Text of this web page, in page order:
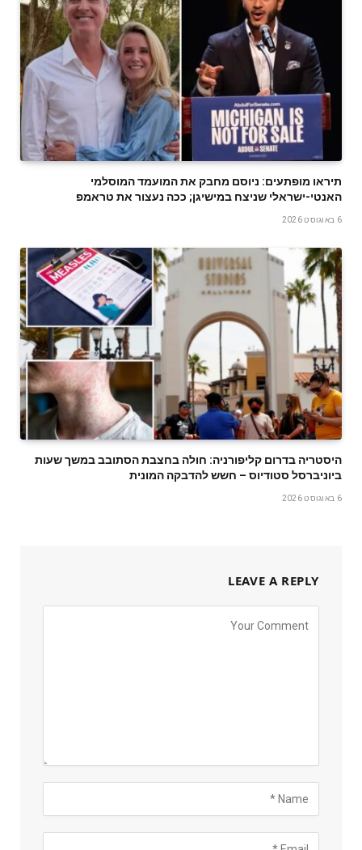
תיראו מופתעים: ניוסם מחבק את המועמד המוסלמי
האנטי-ישראלי שניצח במישיגן; ככה נעצור את טראמפ
6 באוגוסט 2026
היסטריה בדרום קליפורניה: חולה בחצבת הסתובב במשך שעות
ביוניברסל סטודיוס – חשש להדבקה המונית
6 באוגוסט 2026
LEAVE A REPLY